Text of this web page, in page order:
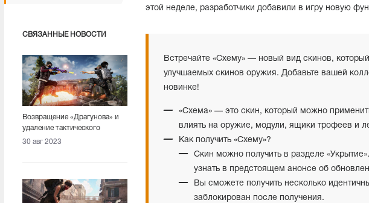
СВЯЗАННЫЕ НОВОСТИ
Возвращение «Драгунова» и
удаление тактического
снаряжения. Вышел патч 25.2
30 авг 2023
этой неделе, разработчики добавили в игру новую
Встречайте «Схему» — новый вид скинов,
улучшаемых скинов оружия. Добавьте вашей
новинке!
«Схема» — это скин, который можно
влиять на оружие, модули, ящики трофеев и
Как получить «Схему»?
Скин можно получить в разделе
узнать в предстоящем анонсе об
Вы сможете получить несколько
заблокирован после получения.